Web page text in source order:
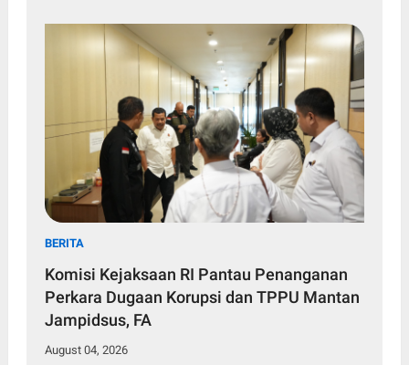
BERITA
Komisi Kejaksaan RI Pantau Penanganan
Perkara Dugaan Korupsi dan TPPU Mantan
Jampidsus, FA
August 04, 2026